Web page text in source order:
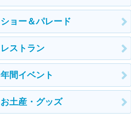
ショー＆パレード
レストラン
年間イベント
お土産・グッズ